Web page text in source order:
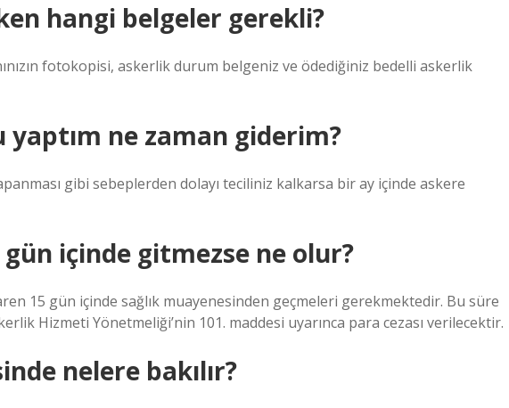
hangi belgeler gerekli?
fotokopisi, askerlik durum belgeniz ve ödediğiniz bedelli askerlik
ne zaman giderim?
gibi sebeplerden dolayı teciliniz kalkarsa bir ay içinde askere
gün içinde gitmezse ne olur?
15 gün içinde sağlık muayenesinden geçmeleri gerekmektedir. Bu süre
Hizmeti Yönetmeliği’nin 101. maddesi uyarınca para cezası verilecektir.
nelere bakılır?